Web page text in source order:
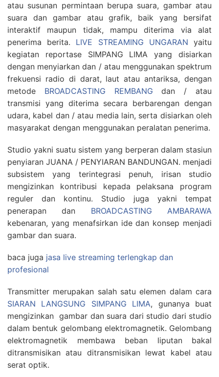
atau susunan permintaan berupa suara, gambar atau
suara dan gambar atau grafik, baik yang bersifat
interaktif maupun tidak, mampu diterima via alat
penerima berita. LIVE STREAMING UNGARAN yaitu
kegiatan reportase SIMPANG LIMA yang disiarkan
dengan menyiarkan dan / atau menggunakan spektrum
frekuensi radio di darat, laut atau antariksa, dengan
metode BROADCASTING REMBANG dan / atau
transmisi yang diterima secara berbarengan dengan
udara, kabel dan / atau media lain, serta disiarkan oleh
masyarakat dengan menggunakan peralatan penerima.
Studio yakni suatu sistem yang berperan dalam stasiun
penyiaran JUANA / PENYIARAN BANDUNGAN. menjadi
subsistem yang terintegrasi penuh, irisan studio
mengizinkan kontribusi kepada pelaksana program
reguler dan kontinu. Studio juga yakni tempat
penerapan dan BROADCASTING AMBARAWA
kebenaran, yang menafsirkan ide dan konsep menjadi
gambar dan suara.
baca juga jasa live streaming terlengkap dan
profesional
Transmitter merupakan salah satu elemen dalam cara
SIARAN LANGSUNG SIMPANG LIMA, gunanya buat
mengizinkan gambar dan suara dari studio dari studio
dalam bentuk gelombang elektromagnetik. Gelombang
elektromagnetik membawa beban liputan bakal
ditransmisikan atau ditransmisikan lewat kabel atau
serat optik.